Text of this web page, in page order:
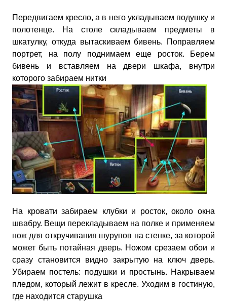
Передвигаем кресло, а в него укладываем подушку и
полотенце. На столе складываем предметы в
шкатулку, откуда вытаскиваем бивень. Поправляем
портрет, на полу поднимаем еще росток. Берем
бивень и вставляем на двери шкафа, внутри
которого забираем нитки
На кровати забираем клубки и росток, около окна
швабру. Вещи перекладываем на полке и применяем
нож для откручивания шурупов на стенке, за которой
может быть потайная дверь. Ножом срезаем обои и
сразу становится видно закрытую на ключ дверь.
Убираем постель: подушки и простынь. Накрываем
пледом, который лежит в кресле. Уходим в гостиную,
где находится старушка